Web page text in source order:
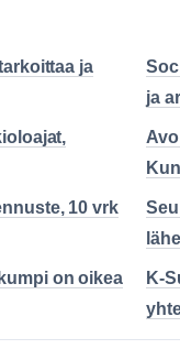
ja
ja
10 vrk
on oikea
K-